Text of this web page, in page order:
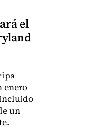
el
enero
un